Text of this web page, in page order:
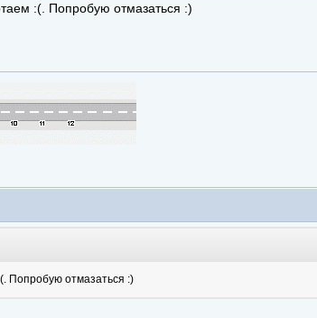
:(. Попробую отмазаться :)
Попробую отмазаться :)